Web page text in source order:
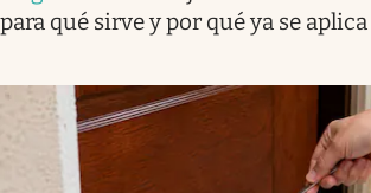
para qué sirve y por qué ya se